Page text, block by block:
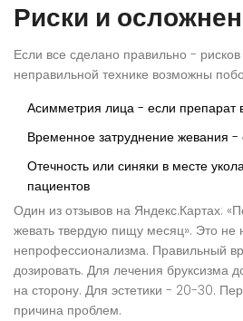
Риски и
Если все сделано правильно -
неправильной технике возможны
Асимметрия лица - если препарат
Временное затруднение жевания
Отечность или синяки в месте
пациентов
Один из отзывов на Яндекс.Картах:
жевать твердую пищу месяц». Это не
непрофессионализма. Правильный
дозировать. Для лечения бруксизма
на сторону. Для эстетики - 20-30.
причина проблем.